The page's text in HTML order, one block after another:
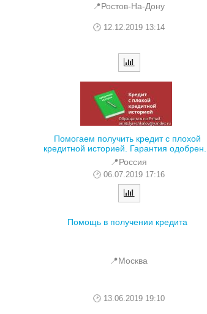
📍Ростов-На-Дону
12.12.2019 13:14
Помогаем получить кредит с плохой
кредитной историей. Гарантия одобрен...
📍Россия
06.07.2019 17:16
Помощь в получении кредита
📍Москва
13.06.2019 19:10